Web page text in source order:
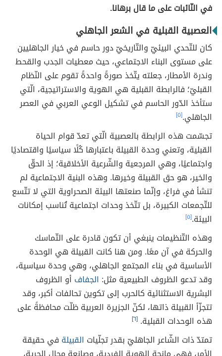
في النّائبات على ما قال برهانا.
العصبية القبلية في الشعر الجاهلي
كان للتّحدي البيئيّ والتّاريخيّ دور حاسم في خيار الجاهليين
على مستوى البناء الاجتماعي، حيث معطيات الجدب والقحط
وندرة الأمطار، جعلته يتّخذ صورةً واحدةً تقوم على النّظام
القبليّ؛ فالرابطة القبلية هي الهوية والاستراتيجية، الّتي
ستأخذ الدّور الحاسم في تشكيل الوعي العربي في العصر
الجاهلي.[٥]
تجسّمت هذه الرابطة بالعصبية الّتي تعدّ قوام الحياة
القبلية، وتعني وحدة القبيلة باعتبارها كُلًا سياسيًا واقتصاديًا
واجتماعيًا، وهي المرجعية والشّرعية الأخلاقية؛ إذ الحقّ
والخير، هو حق القبيلة وخيرها. وهذه البنية الاجتماعية لم
تنشأ في فراغ، وإنّما صنعتها البيئة الصحراوية التي لا تتّسع
للتّجمعات الكبيرة، بل تتّخذ وحدات اجتماعية تُناسب إمكانات
البيئة.[٥]
وهذه التّنظيمات ينبغي أن تكون قادرة على التّماسك
والحركة في آن معًا. ومن هنا كانت القبيلة هي الوحدة
الأساسية في بناء المجتمع الجاهلي، وهي وحدة سياسية،
وقد تدعو الظروف الطبيعية مثل: الجفاف أو الظروف
البشرية الاستثنائية كالحرب إلى تكوين تحالفات أكبر، وقد
تتجزّأ القبيلة ذاتها، لكنّ الجزيرة العربية ظلّت محافظةً على
هذه الوحدات القبلية. [٦]
تمتدّ ذات الشّاعر الجاهليّ بقدر تجلّيات القبيلة في حقيقة